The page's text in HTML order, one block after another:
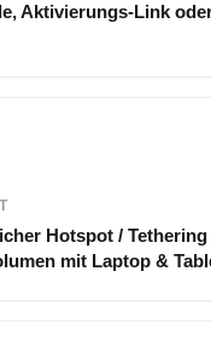
Aktivierungs-Link
Hotspot /
mit Laptop &